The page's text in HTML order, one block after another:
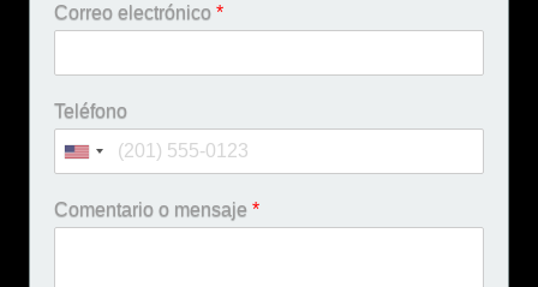
Correo electrónico *
Teléfono
Comentario o mensaje *